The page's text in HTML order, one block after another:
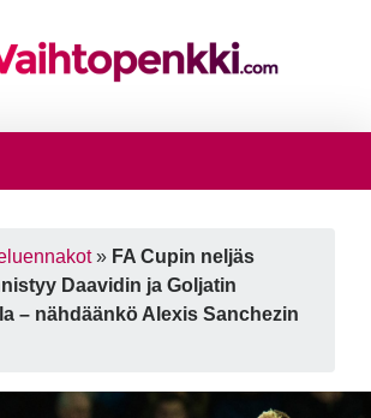
» FA Cupin neljäs
Daavidin ja Goljatin
– nähdäänkö Alexis Sanchezin